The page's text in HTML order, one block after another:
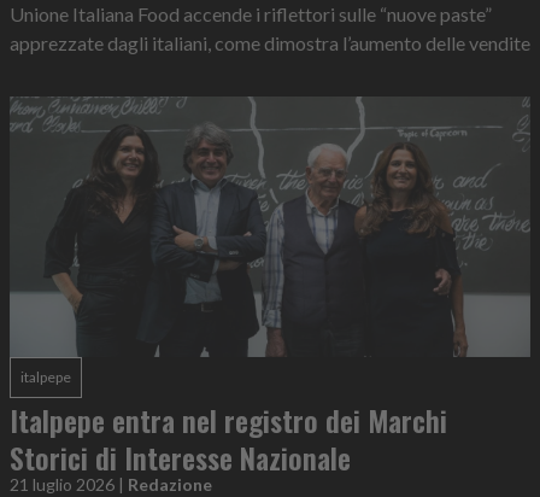
Unione Italiana Food accende i riflettori sulle “nuove paste”
apprezzate dagli italiani, come dimostra l’aumento delle vendite
italpepe
Italpepe entra nel registro dei Marchi
Storici di Interesse Nazionale
21 luglio 2026 | Redazione